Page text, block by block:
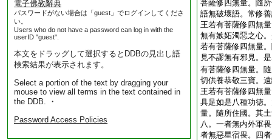
電子佛教辭典
パスワードがない場合は「guest」でログインしてくださ
い。
Users who do not have a password can log in with the
userID "guest".
本文をドラッグして選択するとDDBの見出し語
検索結果が表示されます。
Select a portion of the text by dragging your
mouse to view all terms in the text contained in
the DDB. ・
Password Access Policies
菩薩修四無量。隨
語無破壞語。常修
王若有菩薩修四無
無有嫉妬濁惡之心
若有菩薩修四無量
見不謬無有邪見。
有菩薩修四無量。
切供養恭敬三寶。
王若有菩薩修四無
具足如是八種功徳
量。隨所住國。其
八。一者無内外軍
者無惡星宿畏。四